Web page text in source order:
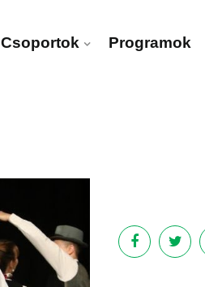
Csoportok Programok